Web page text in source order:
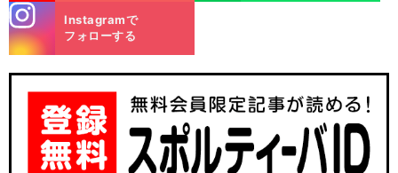
m
Instagramで
フォローする